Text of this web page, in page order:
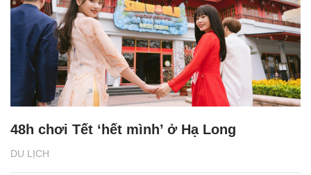
DU LỊCH
48h chơi Tết ‘hết mình’ ở Hạ Long